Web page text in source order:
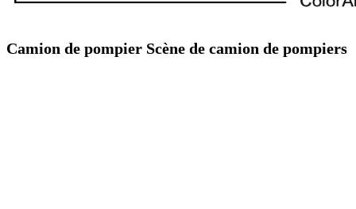
Camion de pompier Scène de camion de pompiers